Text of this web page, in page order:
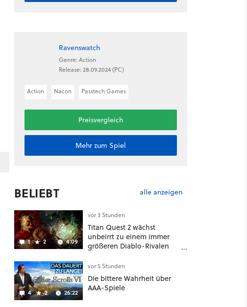
Ravenswatch
Genre: Action
Release: 28.09.2024 (PC)
Action Nacon Passtech Games
Preisvergleich
Mehr zum Spiel
BELIEBT alle anzeigen
1 2 4:09
vor 3 Stunden
Titan Quest 2 wächst
unbeirrt zu einem immer
größeren Diablo-Rivalen
sogar eine richtige
Beschwörer-Klasse
4 2 26:22
vor 5 Stunden
Die bittere Wahrheit über
AAA-Spiele